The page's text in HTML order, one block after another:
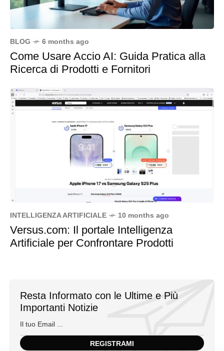
BLOG 6 months ago
Come Usare Accio AI: Guida Pratica alla
Ricerca di Prodotti e Fornitori
INTELLIGENZA ARTIFICIALE 10 months ago
Versus.com: Il portale Intelligenza
Artificiale per Confrontare Prodotti
Resta Informato con le Ultime e Più
Importanti Notizie